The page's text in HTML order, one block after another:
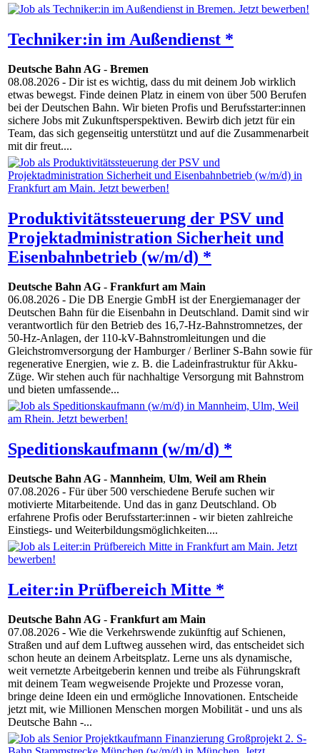
Techniker:in im Außendienst *
Deutsche Bahn AG - Bremen
08.08.2026 - Dir ist es wichtig, dass du mit deinem Job wirklich
etwas bewegst. Finde deinen Platz in einem von über 500 Berufen
bei der Deutschen Bahn. Wir bieten Profis und Berufsstarter:innen
sichere Jobs mit Zukunftsperspektiven. Bewirb dich jetzt für ein
Team, das sich gegenseitig unterstützt und auf die Zusammenarbeit
mit dir freut....
Produktivitätssteuerung der PSV und
Projektadministration Sicherheit und
Eisenbahnbetrieb (w/m/d) *
Deutsche Bahn AG - Frankfurt am Main
06.08.2026 - Die DB Energie GmbH ist der Energiemanager der
Deutschen Bahn für die Eisenbahn in Deutschland. Damit sind wir
verantwortlich für den Betrieb des 16,7-Hz-Bahnstromnetzes, der
50-Hz-Anlagen, der 110-kV-Bahnstromleitungen und die
Gleichstromversorgung der Hamburger / Berliner S-Bahn sowie für
regenerative Energien, wie z. B. die Ladeinfrastruktur für Akku-
Züge. Wir stehen auch für nachhaltige Versorgung mit Bahnstrom
und bieten umfassende...
Speditionskaufmann (w/m/d) *
Deutsche Bahn AG - Mannheim, Ulm, Weil am Rhein
07.08.2026 - Für über 500 verschiedene Berufe suchen wir
motivierte Mitarbeitende. Und das in ganz Deutschland. Ob
erfahrene Profis oder Berufsstarter:innen - wir bieten zahlreiche
Einstiegs- und Weiterbildungsmöglichkeiten....
Leiter:in Prüfbereich Mitte *
Deutsche Bahn AG - Frankfurt am Main
07.08.2026 - Wie die Verkehrswende zukünftig auf Schienen,
Straßen und auf dem Luftweg aussehen wird, das entscheidet sich
schon heute an deinem Arbeitsplatz. Lerne uns als dynamische,
weit vernetzte Arbeitgeberin kennen und treibe als Führungskraft
mit deinem Team wegweisende Projekte und Prozesse voran,
bringe deine Ideen ein und ermögliche Innovationen. Entscheide
jetzt mit, wie Millionen Menschen morgen Mobilität - und uns als
Deutsche Bahn -...